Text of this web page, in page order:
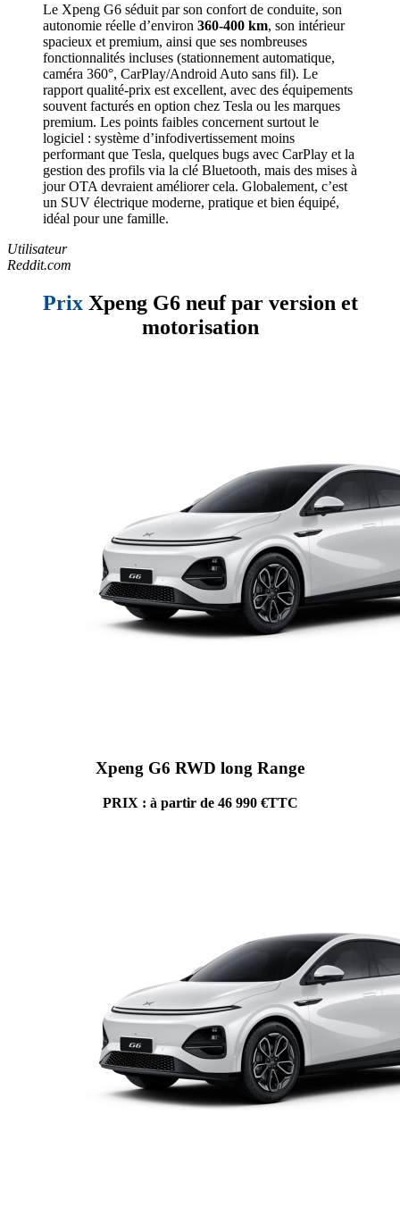
Le Xpeng G6 séduit par son confort de conduite, son
autonomie réelle d’environ 360-400 km, son intérieur
spacieux et premium, ainsi que ses nombreuses
fonctionnalités incluses (stationnement automatique,
caméra 360°, CarPlay/Android Auto sans fil). Le
rapport qualité-prix est excellent, avec des équipements
souvent facturés en option chez Tesla ou les marques
premium. Les points faibles concernent surtout le
logiciel : système d’infodivertissement moins
performant que Tesla, quelques bugs avec CarPlay et la
gestion des profils via la clé Bluetooth, mais des mises à
jour OTA devraient améliorer cela. Globalement, c’est
un SUV électrique moderne, pratique et bien équipé,
idéal pour une famille.
Utilisateur
Reddit.com
PrixXpeng G6 neuf par version et
motorisation
Xpeng G6 RWD long Range
PRIX : à partir de 46 990 €TTC